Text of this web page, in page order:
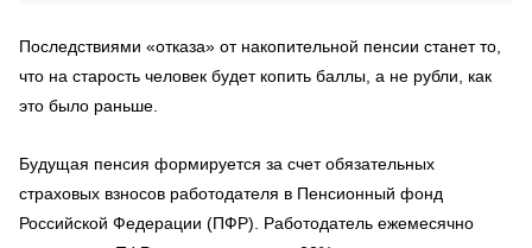
Последствиями «отказа» от накопительной пенсии станет то,
что на старость человек будет копить баллы, а не рубли, как
это было раньше.
Будущая пенсия формируется за счет обязательных
страховых взносов работодателя в Пенсионный фонд
Российской Федерации (ПФР). Работодатель ежемесячно